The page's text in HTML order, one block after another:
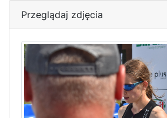
Przeglądaj zdjęcia